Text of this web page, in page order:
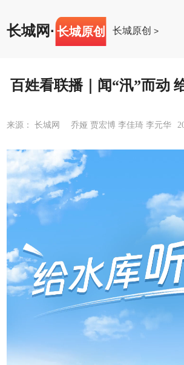
长城网· 长城原创 长城原创 >
百姓看联播｜闻“汛”而动
来源： 长城网 乔娅 贾宏博 李佳琦 李元华